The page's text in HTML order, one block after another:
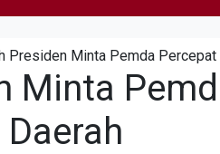
Presiden Minta Pemda Percepat
Minta